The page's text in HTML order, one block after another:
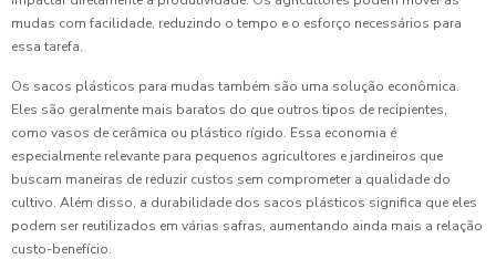
mudas com facilidade, reduzindo o tempo e o esforço necessários para
essa tarefa.
Os sacos plásticos para mudas também são uma solução econômica.
Eles são geralmente mais baratos do que outros tipos de recipientes,
como vasos de cerâmica ou plástico rígido. Essa economia é
especialmente relevante para pequenos agricultores e jardineiros que
buscam maneiras de reduzir custos sem comprometer a qualidade do
cultivo. Além disso, a durabilidade dos sacos plásticos significa que eles
podem ser reutilizados em várias safras, aumentando ainda mais a relação
custo-benefício.